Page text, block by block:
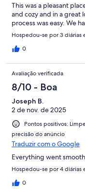
This was a pleasant
and cozy and in a great
process was easy. We
Hospedou-se por 3 diárias
0
Avaliação verificada
8/10 - Boa
Joseph B.
2 de nov. de 2025
Pontos positivos:
precisão do anúncio
Traduzir com o Google
Everything went
Hospedou-se por 4 diárias
0